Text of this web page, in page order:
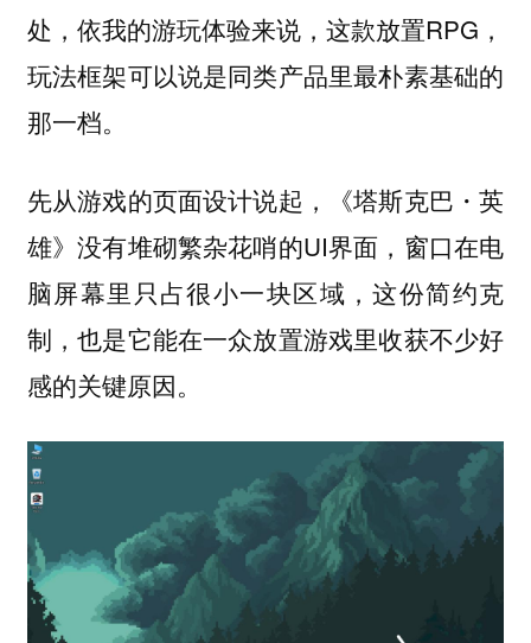
处，依我的游玩体验来说，这款放置RPG，
玩法框架可以说是同类产品里最朴素基础的
那一档。
先从游戏的页面设计说起，《塔斯克巴・英
雄》没有堆砌繁杂花哨的UI界面，窗口在电
脑屏幕里只占很小一块区域，这份简约克
制，也是它能在一众放置游戏里收获不少好
感的关键原因。